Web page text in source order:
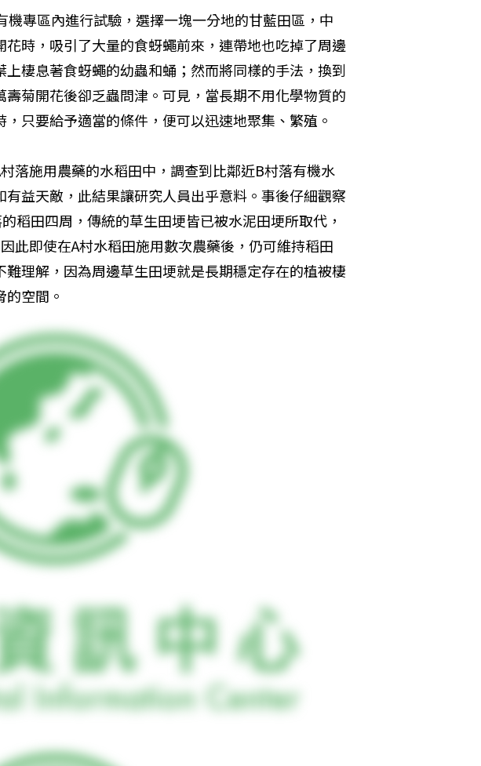
專區內進行試驗，選擇一塊一分地的甘藍田區，中
時，吸引了大量的食蚜蠅前來，連帶地也吃掉了周邊
棲息著食蚜蠅的幼蟲和蛹；然而將同樣的手法，換到
菊開花後卻乏蟲問津。可見，當長期不用化學物質的
只要給予適當的條件，便可以迅速地聚集、繁殖。
落施用農藥的水稻田中，調查到比鄰近B村落有機水
益天敵，此結果讓研究人員出乎意料。事後仔細觀察
稻田四周，傳統的草生田埂皆已被水泥田埂所取代，
此即使在A村水稻田施用數次農藥後，仍可維持稻田
理解，因為周邊草生田埂就是長期穩定存在的植被棲
空間。